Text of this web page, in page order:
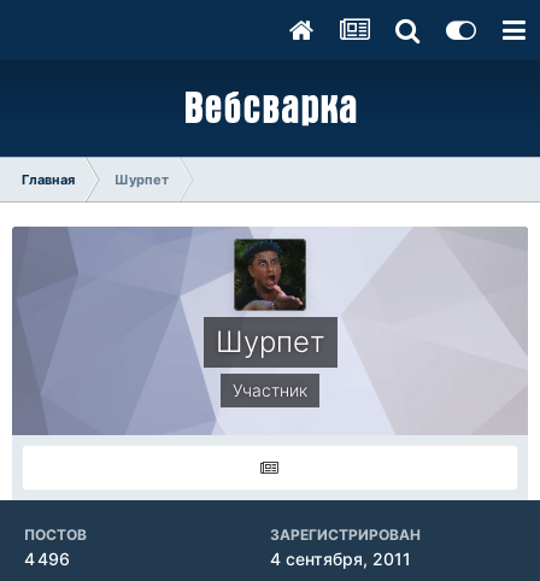
Главная Шурпет
Шурпет
Участник
ПОСТОВ
4 496
ЗАРЕГИСТРИРОВАН
4 сентября, 2011